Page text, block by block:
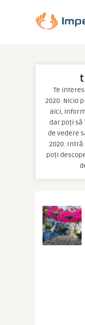
Te
2020. Nicio
aici,
dar poți să
de vedere
2020.
poți